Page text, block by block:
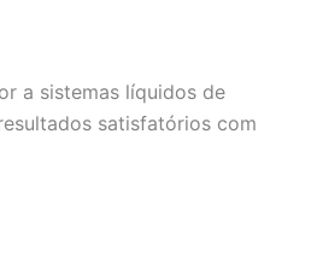
a sistemas líquidos de
satisfatórios com